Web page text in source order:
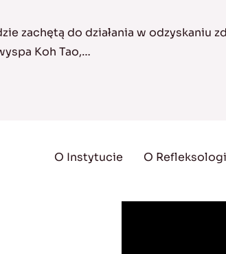
zachętą do działania w odzyskaniu
Koh Tao,…
O Instytucie O